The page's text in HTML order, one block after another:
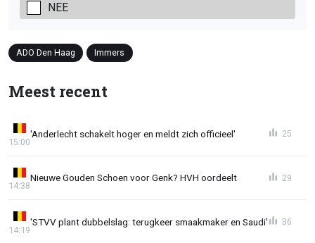
NEE
ADO Den Haag Immers
Meest recent
'Anderlecht schakelt hoger en meldt zich officieel'
15:00
25
Nieuwe Gouden Schoen voor Genk? HVH oordeelt
14:38
29
'STVV plant dubbelslag: terugkeer smaakmaker en Saudi'
14:19
36